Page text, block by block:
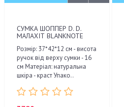
СУМКА ШОППЕР D. D.
МАЛАХІТ BLANKNOTE
Розмір: 37*42*12 см - висота
ручок від верху сумки - 16
см Матеріал: натуральна
шкіра - краст Упако..